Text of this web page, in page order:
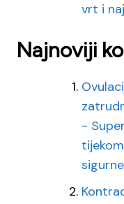
vrt i
Najnoviji
-